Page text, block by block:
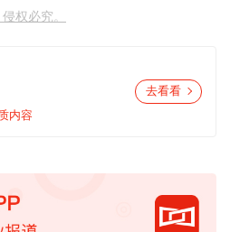
权必究。
内容
去看看